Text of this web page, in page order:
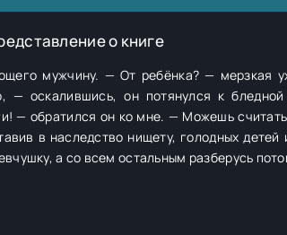
о книге
мужчину. — От ребёнка? — мерзкая
оскалившись, он потянулся к бледной
— обратился он ко мне. — Можешь
в наследство нищету, голодных детей
а со всем остальным разберусь